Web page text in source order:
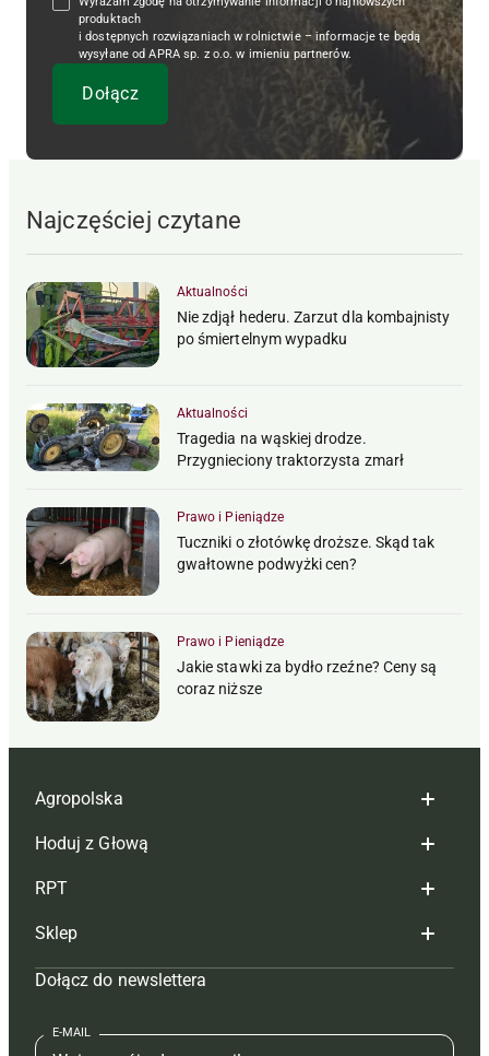
produktach
i dostępnych rozwiązaniach w rolnictwie – informacje te będą
wysyłane od APRA sp. z o.o. w imieniu partnerów.
Najczęściej czytane
Aktualności
Nie zdjął hederu. Zarzut dla kombajnisty
po śmiertelnym wypadku
Aktualności
Tragedia na wąskiej drodze.
Przygnieciony traktorzysta zmarł
Prawo i Pieniądze
Tuczniki o złotówkę droższe. Skąd tak
gwałtowne podwyżki cen?
Prawo i Pieniądze
Jakie stawki za bydło rzeźne? Ceny są
coraz niższe
Agropolska
Redakcja
Reklama
Tagi
Mapa serwisu
Kontakt
Hoduj z Głową
Hoduj z głową bydło
Hoduj z głową świnie
Prenumerata
Redakcja
RPT
Redakcja
Prenumerata
Reklama
Sklep
Czasopisma i prenumerata
Książki
Dołącz do newslettera
E-MAIL